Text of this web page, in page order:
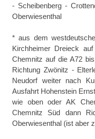
- Scheibenberg -
Oberwiesenthal
* aus dem
Kirchheimer Dreieck
Chemnitz auf die A72
Richtung Zwönitz -
Neudorf weiter nach
Ausfahrt Hohenstein
wie oben oder AK
Chemnitz Süd dann
Oberwiesenthal (ist aber